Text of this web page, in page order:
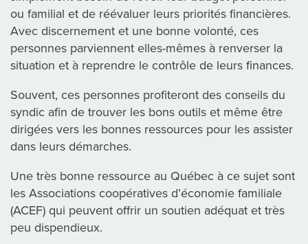
ou familial et de réévaluer leurs priorités financières.
Avec discernement et une bonne volonté, ces
personnes parviennent elles-mêmes à renverser la
situation et à reprendre le contrôle de leurs finances.
Souvent, ces personnes profiteront des conseils du
syndic afin de trouver les bons outils et même être
dirigées vers les bonnes ressources pour les assister
dans leurs démarches.
Une très bonne ressource au Québec à ce sujet sont
les Associations coopératives d’économie familiale
(ACEF) qui peuvent offrir un soutien adéquat et très
peu dispendieux.